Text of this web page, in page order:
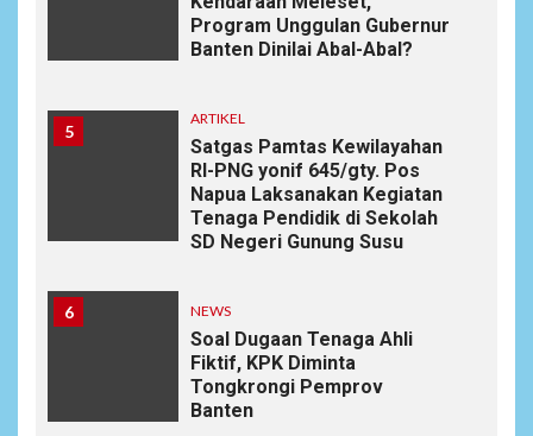
Program Unggulan Gubernur
Banten Dinilai Abal-Abal?
5
ARTIKEL
Satgas Pamtas Kewilayahan
RI-PNG yonif 645/gty. Pos
Napua Laksanakan Kegiatan
Tenaga Pendidik di Sekolah
SD Negeri Gunung Susu
6 NEWS
Soal Dugaan Tenaga Ahli
Fiktif, KPK Diminta
Tongkrongi Pemprov
Banten